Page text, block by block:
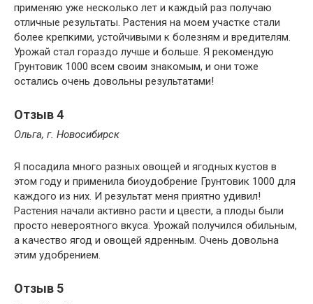
применяю уже несколько лет и каждый раз получаю
отличные результаты. Растения на моем участке стали
более крепкими, устойчивыми к болезням и вредителям.
Урожай стал гораздо лучше и больше. Я рекомендую
Грунтовик 1000 всем своим знакомым, и они тоже
остались очень довольны результатами!
Отзыв 4
Ольга, г. Новосибирск
Я посадила много разных овощей и ягодных кустов в
этом году и применила биоудобрение Грунтовик 1000 для
каждого из них. И результат меня приятно удивил!
Растения начали активно расти и цвести, а плоды были
просто невероятного вкуса. Урожай получился обильным,
а качество ягод и овощей ядренным. Очень довольна
этим удобрением.
Отзыв 5